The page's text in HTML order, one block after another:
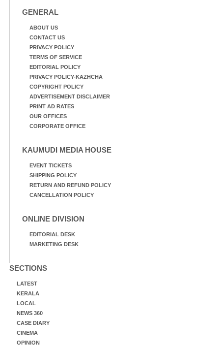
GENERAL
ABOUT US
CONTACT US
PRIVACY POLICY
TERMS OF SERVICE
EDITORIAL POLICY
PRIVACY POLICY-KAZHCHA
COPYRIGHT POLICY
ADVERTISEMENT DISCLAIMER
PRINT AD RATES
OUR OFFICES
CORPORATE OFFICE
KAUMUDI MEDIA HOUSE
EVENT TICKETS
SHIPPING POLICY
RETURN AND REFUND POLICY
CANCELLATION POLICY
ONLINE DIVISION
EDITORIAL DESK
MARKETING DESK
SECTIONS
LATEST
KERALA
LOCAL
NEWS 360
CASE DIARY
CINEMA
OPINION